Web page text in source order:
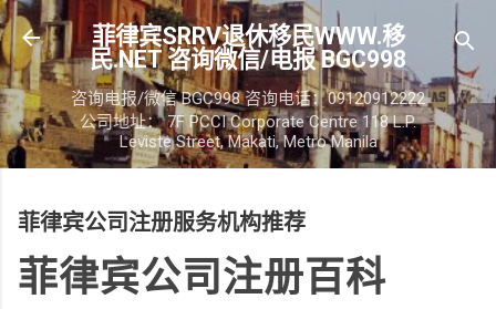
跳至主要内容
菲律宾SRRV退休移民WWW.移
民.NET 咨询微信/电报 BGC998
咨询电报/微信 BGC998 咨询电话：09120912222
公司地址： 7F PCCI Corporate Centre 118 L.P.
Leviste Street, Makati, Metro Manila
菲律宾公司注册服务机构推荐
菲律宾公司注册百科